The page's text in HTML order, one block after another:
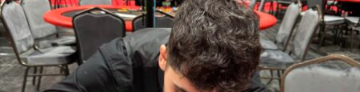
Antoine Saout 73 900
moyenne 61 400
Emile Petit 60 800
Jimmy Ostensson 60 500
Samuel Chartier 47 700